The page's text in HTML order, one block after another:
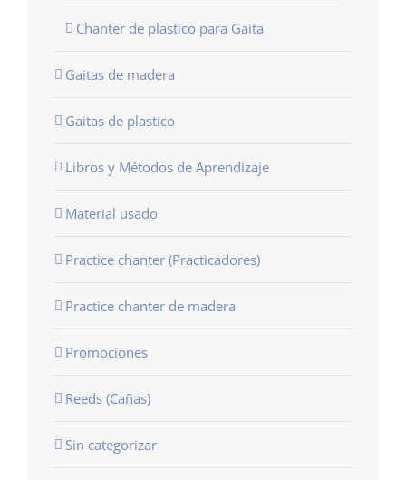
Chanter de plastico para Gaita
Gaitas de madera
Gaitas de plastico
Libros y Métodos de Aprendizaje
Material usado
Practice chanter (Practicadores)
Practice chanter de madera
Promociones
Reeds (Cañas)
Sin categorizar